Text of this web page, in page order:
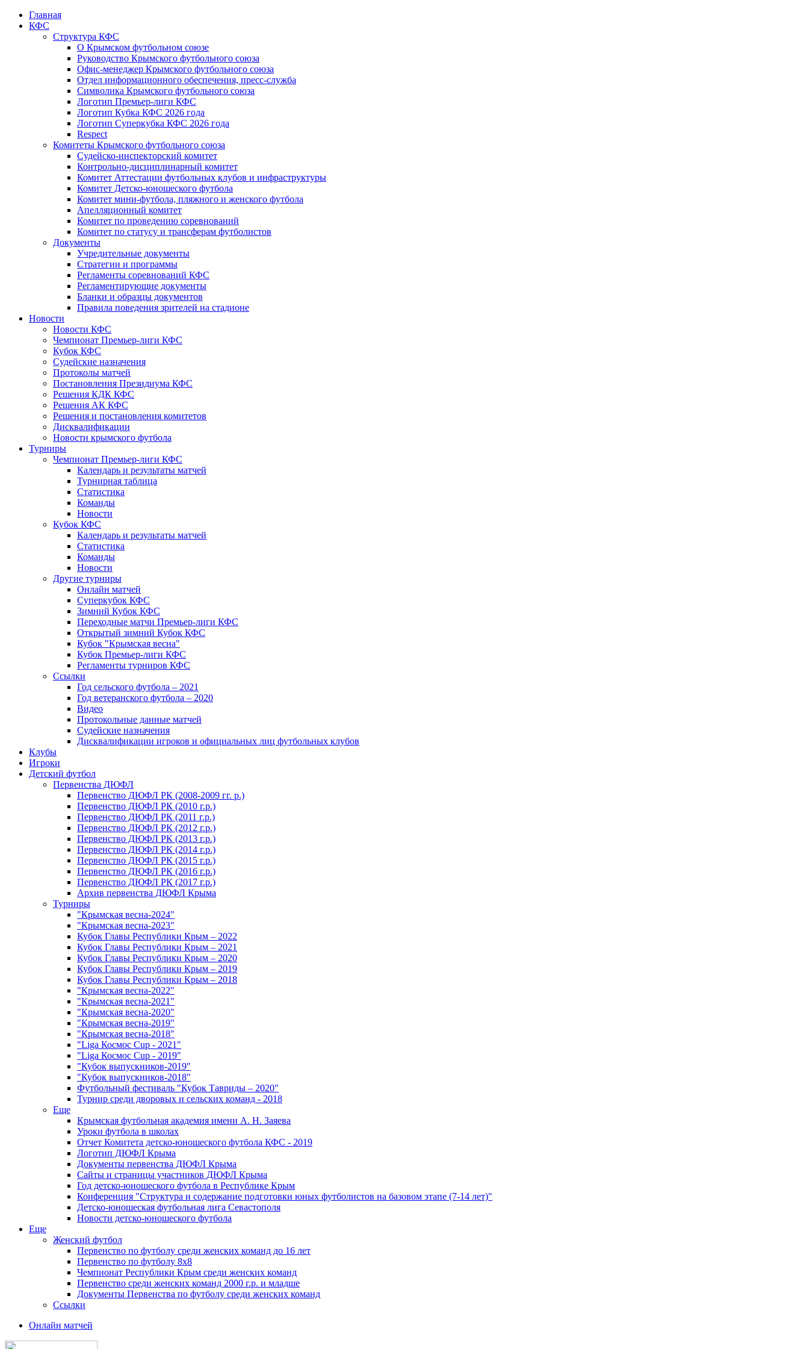
Главная
КФС
Структура КФС
О Крымском футбольном союзе
Руководство Крымского футбольного союза
Офис-менеджер Крымского футбольного союза
Отдел информационного обеспечения, пресс-служба
Символика Крымского футбольного союза
Логотип Премьер-лиги КФС
Логотип Кубка КФС 2026 года
Логотип Суперкубка КФС 2026 года
Respect
Комитеты Крымского футбольного союза
Судейско-инспекторский комитет
Контрольно-дисциплинарный комитет
Комитет Аттестации футбольных клубов и инфраструктуры
Комитет Детско-юношеского футбола
Комитет мини-футбола, пляжного и женского футбола
Апелляционный комитет
Комитет по проведению соревнований
Комитет по статусу и трансферам футболистов
Документы
Учредительные документы
Стратегии и программы
Регламенты соревнований КФС
Регламентирующие документы
Бланки и образцы документов
Правила поведения зрителей на стадионе
Новости
Новости КФС
Чемпионат Премьер-лиги КФС
Кубок КФС
Судейские назначения
Протоколы матчей
Постановления Президиума КФС
Решения КДК КФС
Решения АК КФС
Решения и постановления комитетов
Дисквалификации
Новости крымского футбола
Турниры
Чемпионат Премьер-лиги КФС
Календарь и результаты матчей
Турнирная таблица
Статистика
Команды
Новости
Кубок КФС
Календарь и результаты матчей
Статистика
Команды
Новости
Другие турниры
Онлайн матчей
Суперкубок КФС
Зимний Кубок КФС
Переходные матчи Премьер-лиги КФС
Открытый зимний Кубок КФС
Кубок "Крымская весна"
Кубок Премьер-лиги КФС
Регламенты турниров КФС
Ссылки
Год сельского футбола – 2021
Год ветеранского футбола – 2020
Видео
Протокольные данные матчей
Судейские назначения
Дисквалификации игроков и официальных лиц футбольных клубов
Клубы
Игроки
Детский футбол
Первенства ДЮФЛ
Первенство ДЮФЛ РК (2008-2009 гг. р.)
Первенство ДЮФЛ РК (2010 г.р.)
Первенство ДЮФЛ РК (2011 г.р.)
Первенство ДЮФЛ РК (2012 г.р.)
Первенство ДЮФЛ РК (2013 г.р.)
Первенство ДЮФЛ РК (2014 г.р.)
Первенство ДЮФЛ РК (2015 г.р.)
Первенство ДЮФЛ РК (2016 г.р.)
Первенство ДЮФЛ РК (2017 г.р.)
Архив первенства ДЮФЛ Крыма
Турниры
"Крымская весна-2024"
"Крымская весна-2023"
Кубок Главы Республики Крым – 2022
Кубок Главы Республики Крым – 2021
Кубок Главы Республики Крым – 2020
Кубок Главы Республики Крым – 2019
Кубок Главы Республики Крым – 2018
"Крымская весна-2022"
"Крымская весна-2021"
"Крымская весна-2020"
"Крымская весна-2019"
"Крымская весна-2018"
"Liga Космос Cup - 2021"
"Liga Космос Cup - 2019"
"Кубок выпускников-2019"
"Кубок выпускников-2018"
Футбольный фестиваль "Кубок Тавриды – 2020"
Турнир среди дворовых и сельских команд - 2018
Еще
Крымская футбольная академия имени А. Н. Заяева
Уроки футбола в школах
Отчет Комитета детско-юношеского футбола КФС - 2019
Логотип ДЮФЛ Крыма
Документы первенства ДЮФЛ Крыма
Сайты и страницы участников ДЮФЛ Крыма
Год детско-юношеского футбола в Республике Крым
Конференция "Структура и содержание подготовки юных футболистов на базовом этапе (7-14 лет)"
Детско-юношеская футбольная лига Севастополя
Новости детско-юношеского футбола
Еще
Женский футбол
Первенство по футболу среди женских команд до 16 лет
Первенство по футболу 8х8
Чемпионат Республики Крым среди женских команд
Первенство среди женских команд 2000 г.р. и младше
Документы Первенства по футболу среди женских команд
Ссылки
Онлайн матчей